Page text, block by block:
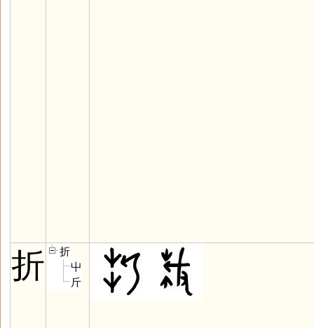
折
折
屮
斤